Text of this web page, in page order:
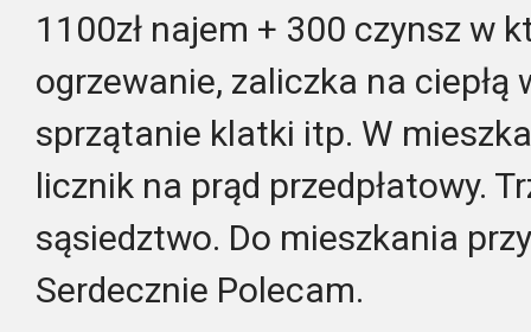
1100zł najem + 300 czynsz w
ogrzewanie, zaliczka na ciepłą
sprzątanie klatki itp. W
licznik na prąd przedpłatowy.
sąsiedztwo. Do mieszkania
Serdecznie Polecam.